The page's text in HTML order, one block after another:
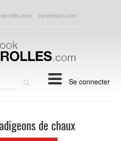
eyrollespro.com
Se connecter
de chaux